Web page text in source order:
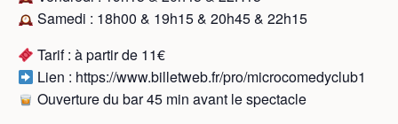
Samedi : 18h00 & 19h15 & 20h45 & 22h15
Tarif : à partir de 11€
Lien : https://www.billetweb.fr/pro/microcomedyclub1
Ouverture du bar 45 min avant le spectacle